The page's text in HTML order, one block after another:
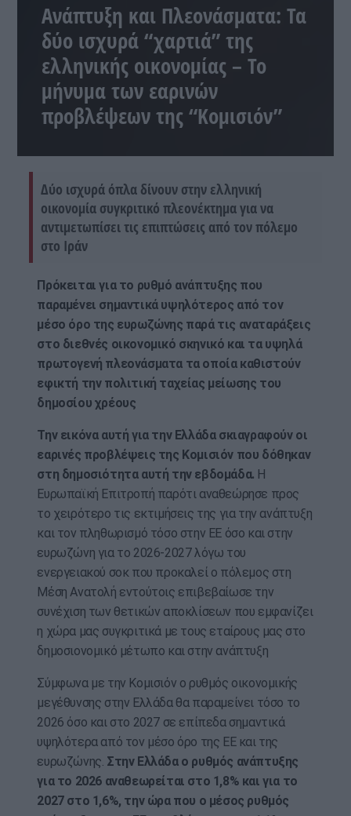
Ανάπτυξη και Πλεονάσματα: Τα
δύο ισχυρά “χαρτιά” της
ελληνικής οικονομίας – Το
μήνυμα των εαρινών
προβλέψεων της “Κομισιόν”
Δύο ισχυρά όπλα δίνουν στην ελληνική
οικονομία συγκριτικό πλεονέκτημα για να
αντιμετωπίσει τις επιπτώσεις από τον πόλεμο
στο Ιράν
Πρόκειται για το ρυθμό ανάπτυξης που
παραμένει σημαντικά υψηλότερος από τον
μέσο όρο της ευρωζώνης παρά τις αναταράξεις
στο διεθνές οικονομικό σκηνικό και τα υψηλά
πρωτογενή πλεονάσματα τα οποία καθιστούν
εφικτή την πολιτική ταχείας μείωσης του
δημοσίου χρέους
Την εικόνα αυτή για την Ελλάδα σκιαγραφούν οι
εαρινές προβλέψεις της Κομισιόν που δόθηκαν
στη δημοσιότητα αυτή την εβδομάδα. Η
Ευρωπαϊκή Επιτροπή παρότι αναθεώρησε προς
το χειρότερο τις εκτιμήσεις της για την ανάπτυξη
και τον πληθωρισμό τόσο στην ΕΕ όσο και στην
ευρωζώνη για το 2026-2027 λόγω του
ενεργειακού σοκ που προκαλεί ο πόλεμος στη
Μέση Ανατολή εντούτοις επιβεβαίωσε την
συνέχιση των θετικών αποκλίσεων που εμφανίζει
η χώρα μας συγκριτικά με τους εταίρους μας στο
δημοσιονομικό μέτωπο και στην ανάπτυξη
Σύμφωνα με την Κομισιόν ο ρυθμός οικονομικής
μεγέθυνσης στην Ελλάδα θα παραμείνει τόσο το
2026 όσο και στο 2027 σε επίπεδα σημαντικά
υψηλότερα από τον μέσο όρο της ΕΕ και της
ευρωζώνης. Στην Ελλάδα ο ρυθμός ανάπτυξης
για το 2026 αναθεωρείται στο 1,8% και για το
2027 στο 1,6%, την ώρα που ο μέσος ρυθμός